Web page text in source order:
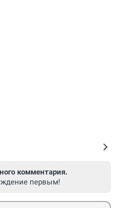
комментария.
первым!